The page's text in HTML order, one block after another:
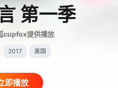
第一季
cupfox提供播放
2017 美国
即播放